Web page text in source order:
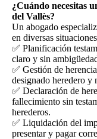
¿Cuándo necesitas
del Vallès?
Un abogado
en diversas
✅ Planificación
claro y sin
✅ Gestión de
designado heredero y
✅ Declaración de
fallecimiento sin
herederos.
✅ Liquidación del
presentar y pagar